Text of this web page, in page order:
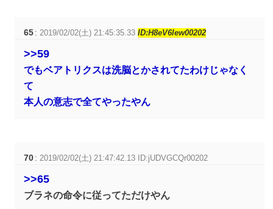
65 :2019/02/02(土) 21:45:35.33ID:H8eV6lew00202
>>59
でもベアトリクスは洗脳とかされてたわけじゃなく
て
本人の意志で全てやったやん
70 :2019/02/02(土) 21:47:42.13 ID:jUDVGCQr00202
>>65
ブラネの命令に従ってただけやん